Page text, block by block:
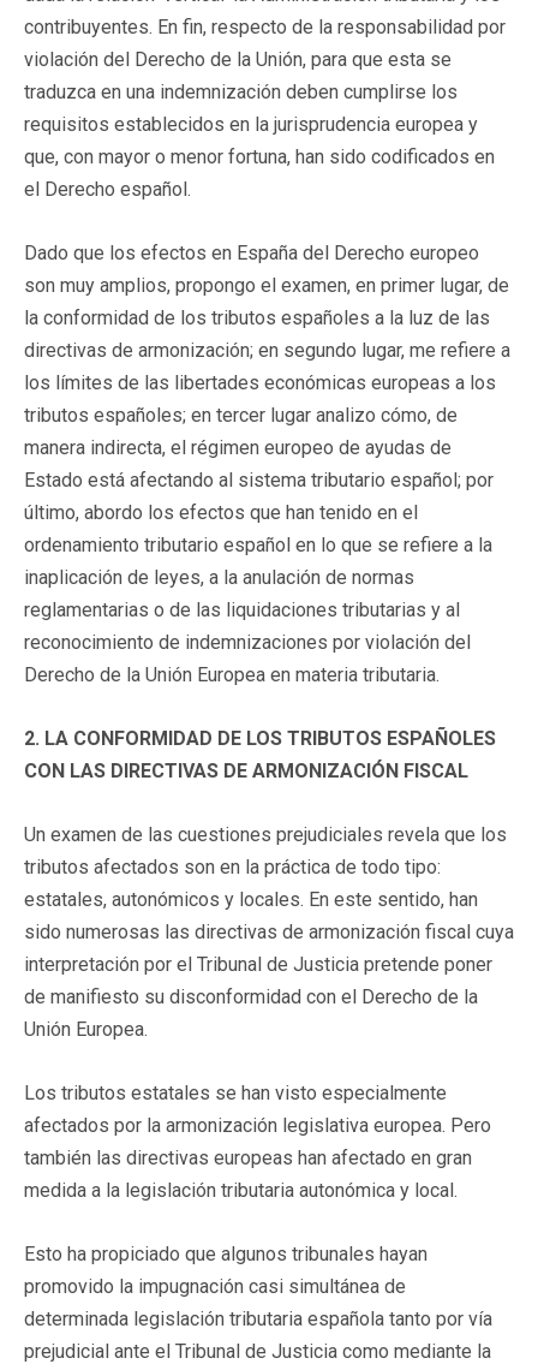
contribuyentes. En fin, respecto de la responsabilidad por
violación del Derecho de la Unión, para que esta se
traduzca en una indemnización deben cumplirse los
requisitos establecidos en la jurisprudencia europea y
que, con mayor o menor fortuna, han sido codificados en
el Derecho español.
Dado que los efectos en España del Derecho europeo
son muy amplios, propongo el examen, en primer lugar, de
la conformidad de los tributos españoles a la luz de las
directivas de armonización; en segundo lugar, me refiere a
los límites de las libertades económicas europeas a los
tributos españoles; en tercer lugar analizo cómo, de
manera indirecta, el régimen europeo de ayudas de
Estado está afectando al sistema tributario español; por
último, abordo los efectos que han tenido en el
ordenamiento tributario español en lo que se refiere a la
inaplicación de leyes, a la anulación de normas
reglamentarias o de las liquidaciones tributarias y al
reconocimiento de indemnizaciones por violación del
Derecho de la Unión Europea en materia tributaria.
2. LA CONFORMIDAD DE LOS TRIBUTOS ESPAÑOLES
CON LAS DIRECTIVAS DE ARMONIZACIÓN FISCAL
Un examen de las cuestiones prejudiciales revela que los
tributos afectados son en la práctica de todo tipo:
estatales, autonómicos y locales. En este sentido, han
sido numerosas las directivas de armonización fiscal cuya
interpretación por el Tribunal de Justicia pretende poner
de manifiesto su disconformidad con el Derecho de la
Unión Europea.
Los tributos estatales se han visto especialmente
afectados por la armonización legislativa europea. Pero
también las directivas europeas han afectado en gran
medida a la legislación tributaria autonómica y local.
Esto ha propiciado que algunos tribunales hayan
promovido la impugnación casi simultánea de
determinada legislación tributaria española tanto por vía
prejudicial ante el Tribunal de Justicia como mediante la